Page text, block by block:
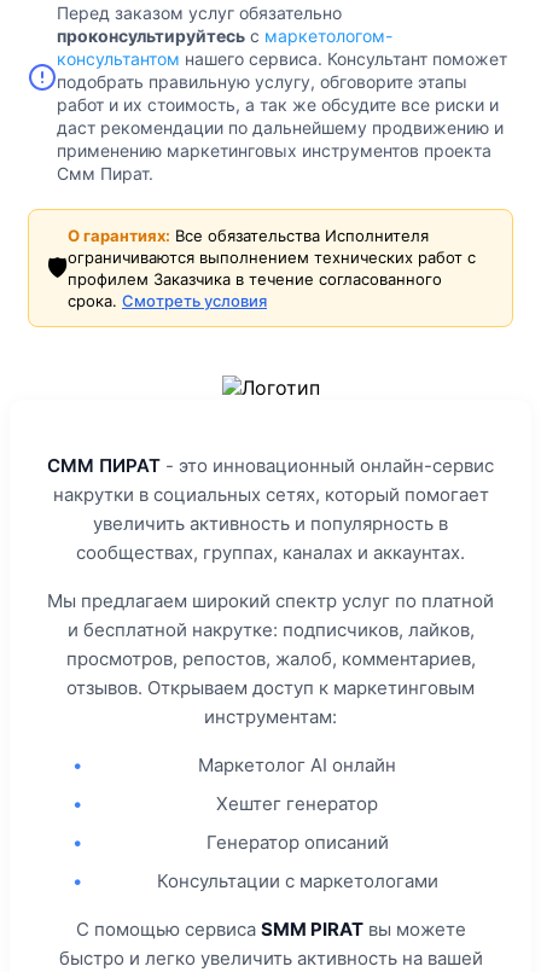
Перед заказом услуг обязательно
проконсультируйтесь с маркетологом-
консультантом нашего сервиса. Консультант поможет
подобрать правильную услугу, обговорите этапы
работ и их стоимость, а так же обсудите все риски и
даст рекомендации по дальнейшему продвижению и
применению маркетинговых инструментов проекта
Смм Пират.
🛡️
О гарантиях: Все обязательства Исполнителя
ограничиваются выполнением технических работ с
профилем Заказчика в течение согласованного
срока. Смотреть условия
СММ ПИРАТ - это инновационный онлайн-сервис
накрутки в социальных сетях, который помогает
увеличить активность и популярность в
сообществах, группах, каналах и аккаунтах.
Мы предлагаем широкий спектр услуг по платной
и бесплатной накрутке: подписчиков, лайков,
просмотров, репостов, жалоб, комментариев,
отзывов. Открываем доступ к маркетинговым
инструментам:
•
Маркетолог AI онлайн
•
Хештег генератор
•
Генератор описаний
•
Консультации с маркетологами
С помощью сервиса SMM PIRATвы можете
быстро и легко увеличить активность на вашей